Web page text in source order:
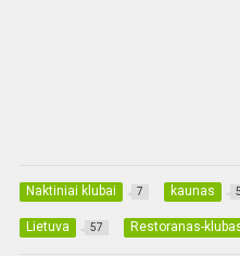
Naktiniai klubai 7 kaunas
Lietuva 57 Restoranas-